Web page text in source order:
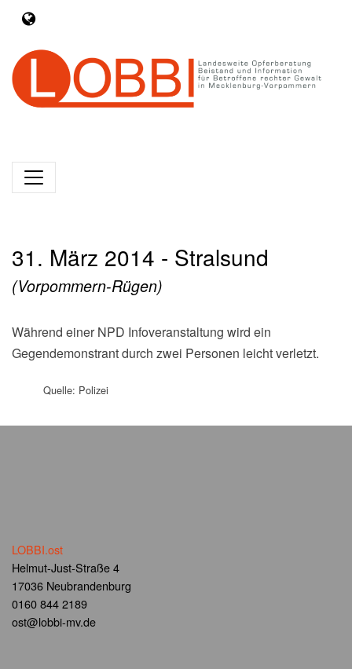
31. März 2014 - Stralsund
(Vorpommern-Rügen)
Während einer NPD Infoveranstaltung wird ein
Gegendemonstrant durch zwei Personen leicht verletzt.
Quelle: Polizei
LOBBI.ost
Helmut-Just-Straße 4
17036 Neubrandenburg
0160 844 2189
ost@lobbi-mv.de